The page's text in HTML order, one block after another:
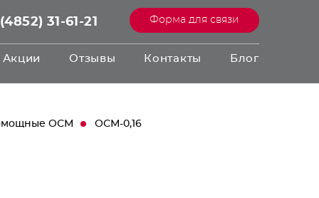
Форма для связи
31-61-21
Акции Отзывы Контакты Блог
ОСМ ОСМ-0,16